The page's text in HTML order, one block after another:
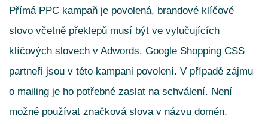
Přímá PPC kampaň je povolená, brandové klíčové
slovo včetně překlepů musí být ve vylučujících
klíčových slovech v Adwords. Google Shopping CSS
partneři jsou v této kampani povolení. V případě zájmu
o mailing je ho potřebné zaslat na schválení. Není
možné používat značková slova v názvu domén.